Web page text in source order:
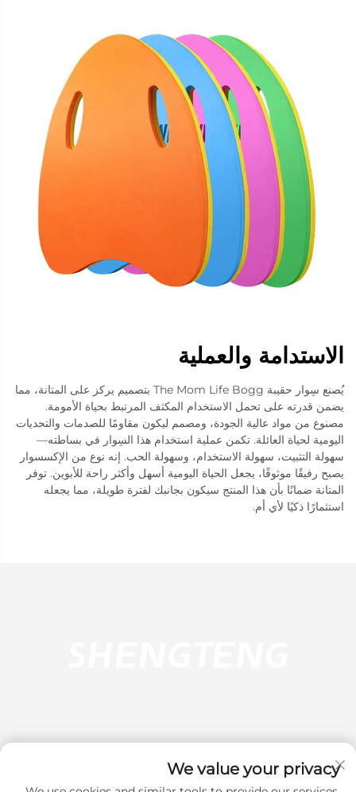
الاستدامة والعملية
يُصنع سِوار حقيبة The Mom Life Bogg بتصميم يركز على المتانة، مما
يضمن قدرته على تحمل الاستخدام المكثف المرتبط بحياة الأمومة.
مصنوع من مواد عالية الجودة، ومصمم ليكون مقاومًا للصدمات والتحديات
اليومية لحياة العائلة. تكمن عملية استخدام هذا السِوار في بساطته—
سهولة التثبيت، سهولة الاستخدام، وسهولة الحب. إنه نوع من الإكسسوار
يصبح رفيقًا موثوقًا، يجعل الحياة اليومية أسهل وأكثر راحة للأبوين. توفر
المتانة ضمانًا بأن هذا المنتج سيكون بجانبك لفترة طويلة، مما يجعله
استثمارًا ذكيًا لأي أم.
We value your privacy